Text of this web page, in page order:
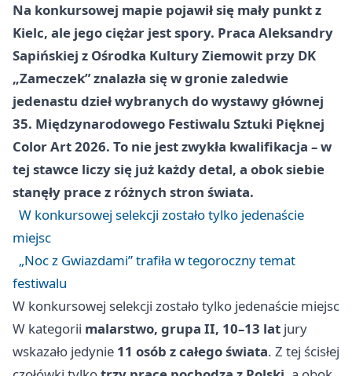
Na konkursowej mapie pojawił się mały punkt z
Kielc, ale jego ciężar jest spory. Praca Aleksandry
Sapińskiej z Ośrodka Kultury Ziemowit przy DK
„Zameczek” znalazła się w gronie zaledwie
jedenastu dzieł wybranych do wystawy głównej
35. Międzynarodowego Festiwalu Sztuki Pięknej
Color Art 2026. To nie jest zwykła kwalifikacja – w
tej stawce liczy się już każdy detal, a obok siebie
stanęły prace z różnych stron świata.
W konkursowej selekcji zostało tylko jedenaście
miejsc
„Noc z Gwiazdami” trafiła w tegoroczny temat
festiwalu
W konkursowej selekcji zostało tylko jedenaście miejsc
W kategorii malarstwo, grupa II, 10–13 lat jury
wskazało jedynie 11 osób z całego świata. Z tej ścisłej